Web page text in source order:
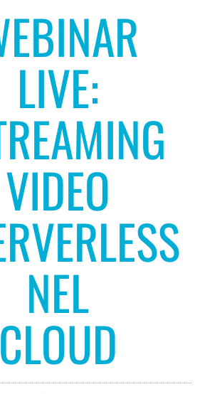
LIVE:
VIDEO
NEL
CLOUD